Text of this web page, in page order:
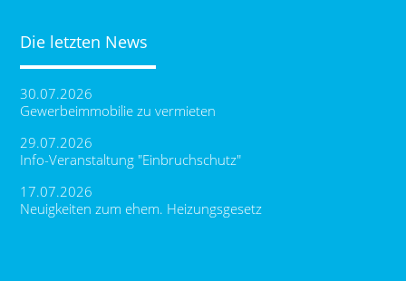
Die letzten News
30.07.2026
Gewerbeimmobilie zu vermieten
29.07.2026
Info-Veranstaltung "Einbruchschutz"
17.07.2026
Neuigkeiten zum ehem. Heizungsgesetz